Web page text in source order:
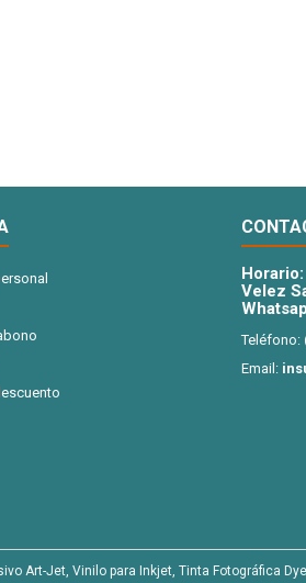
Velez
Teléfono:
Email:
Art-Jet, Vinilo para Inkjet, Tinta Fotográfica